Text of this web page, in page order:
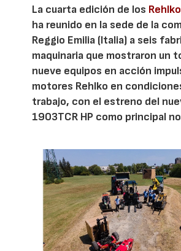
La cuarta edición de los Rehlko
ha reunido en la sede de la
Reggio Emilia (Italia) a seis
maquinaria que mostraron un
nueve equipos en acción
motores Rehlko en
trabajo, con el estreno del
1903TCR HP como principal